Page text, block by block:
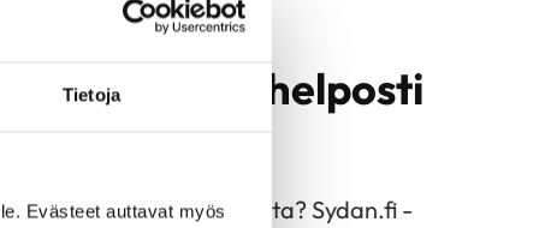
Tietoja
Evästeet auttavat myös
helposti
ja niiden hoidoista? Sydan.fi -